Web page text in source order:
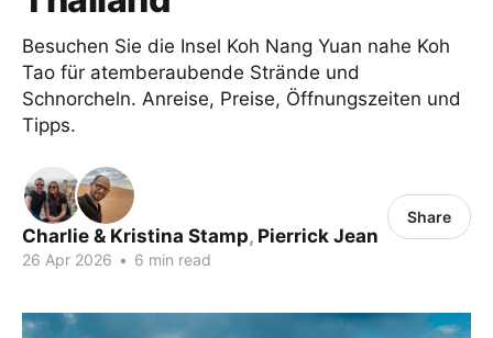
Besuchen Sie die Insel Koh Nang Yuan nahe Koh
Tao für atemberaubende Strände und
Schnorcheln. Anreise, Preise, Öffnungszeiten und
Tipps.
Charlie & Kristina Stamp, Pierrick Jean
26 Apr 2026 • 6 min read
Share